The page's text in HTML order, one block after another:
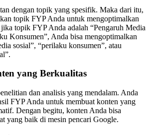
dengan topik yang spesifik. Maka dari itu,
topik FYP Anda untuk mengoptimalkan
topik FYP Anda adalah “Pengaruh Media
Konsumen”, Anda bisa mengoptimalkan
sosial”, “perilaku konsumen”, atau
yang Berkualitas
dan analisis yang mendalam. Anda
FYP Anda untuk membuat konten yang
Dengan begitu, konten Anda bisa
yang baik di mesin pencari Google.